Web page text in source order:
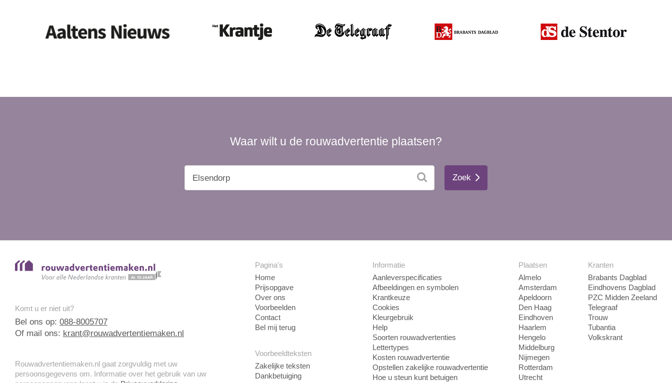
Waar wilt u de rouwadvertentie plaatsen?
Zoek
Komt u er niet uit?
Bel ons op: 088-8005707
Of mail ons: krant@rouwadvertentiemaken.nl
Rouwadvertentiemaken.nl gaat zorgvuldig met uw
persoonsgegevens om. Informatie over het gebruik van uw
Pagina's
Home
Prijsopgave
Over ons
Voorbeelden
Contact
Bel mij terug
Voorbeeldteksten
Zakelijke teksten
Dankbetuiging
Informatie
Aanleverspecificaties
Afbeeldingen en symbolen
Krantkeuze
Cookies
Kleurgebruik
Help
Soorten rouwadvertenties
Lettertypes
Kosten rouwadvertentie
Opstellen zakelijke rouwadvertentie
Hoe u steun kunt betuigen
Plaatsen
Almelo
Amsterdam
Apeldoorn
Den Haag
Eindhoven
Haarlem
Hengelo
Middelburg
Nijmegen
Rotterdam
Utrecht
Kranten
Brabants Dagblad
Eindhovens Dagblad
PZC Midden Zeeland
Telegraaf
Trouw
Tubantia
Volkskrant